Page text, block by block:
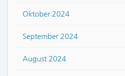
Oktober 2024
September 2024
August 2024